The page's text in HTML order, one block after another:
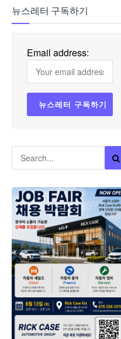
뉴스레터 구독하기
Email address: